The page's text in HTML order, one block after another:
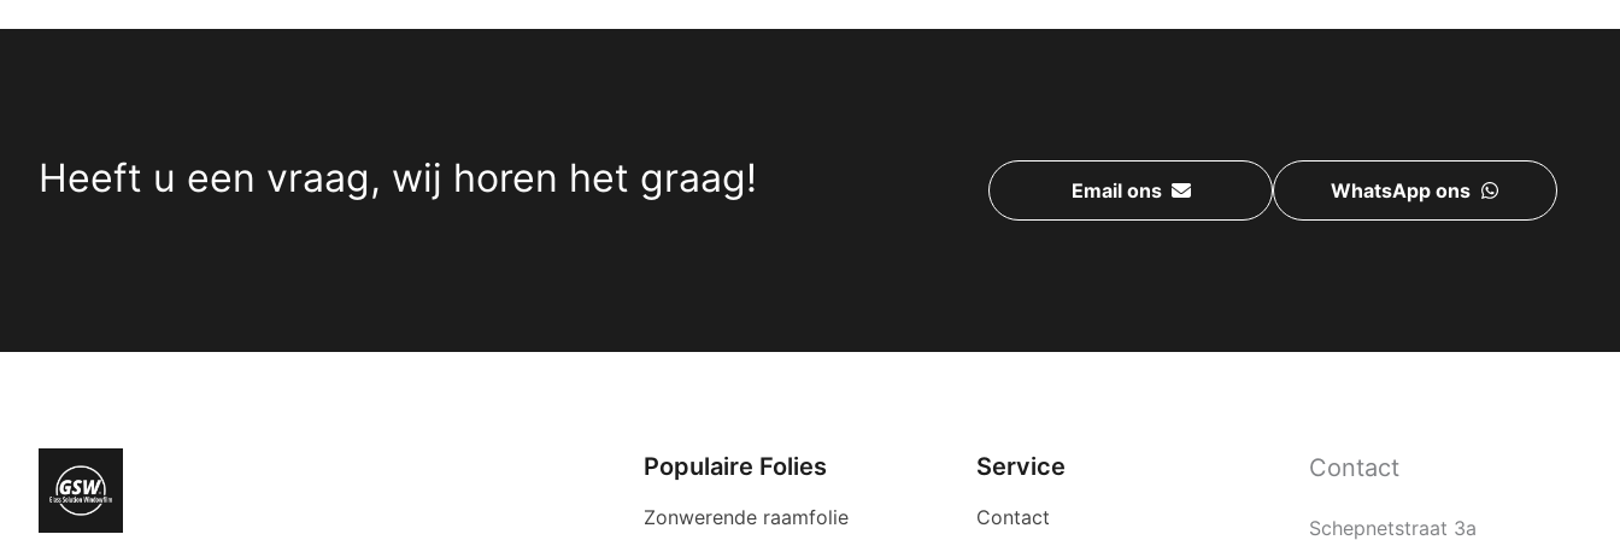
Heeft u een vraag, wij horen het graag! Email ons WhatsApp ons
Populaire Folies
Zonwerende raamfolie
Service
Contact
Contact
Schepnetstraat 3a